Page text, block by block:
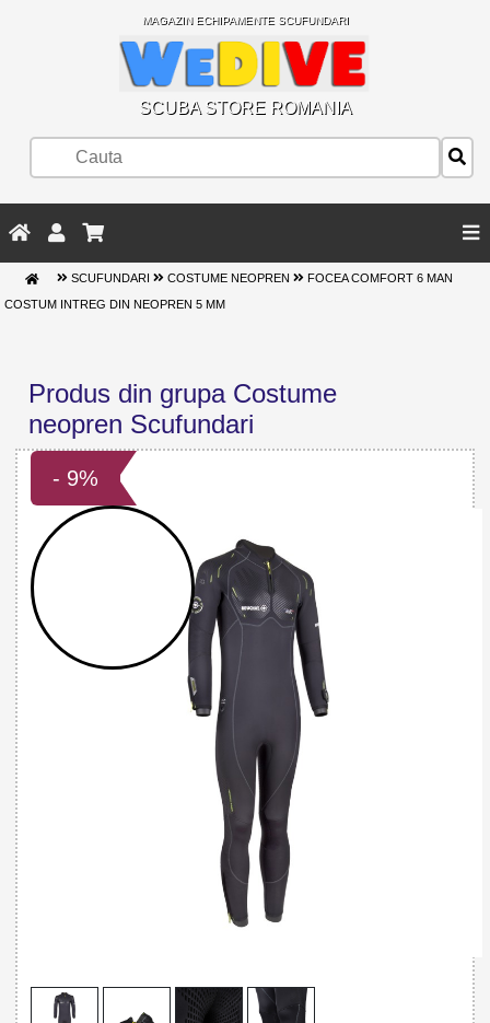
MAGAZIN ECHIPAMENTE SCUFUNDARI
SCUBA STORE ROMANIA
SCUFUNDARI COSTUME NEOPREN FOCEA COMFORT 6 MAN
COSTUM INTREG DIN NEOPREN 5 MM
Produs din grupa Costume
neopren Scufundari
- 9%